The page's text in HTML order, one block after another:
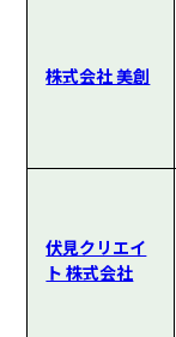
株式会社 美創
伏見クリエイ
ト 株式会社